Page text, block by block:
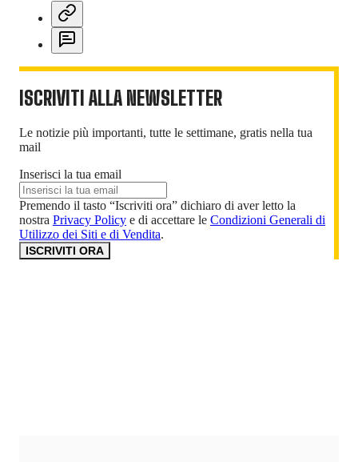
ISCRIVITI ALLA NEWSLETTER
Le notizie più importanti, tutte le settimane, gratis nella tua
mail
Inserisci la tua email
Premendo il tasto “Iscriviti ora” dichiaro di aver letto la
nostra Privacy Policy e di accettare le Condizioni Generali di
Utilizzo dei Siti e di Vendita.
ISCRIVITI ORA